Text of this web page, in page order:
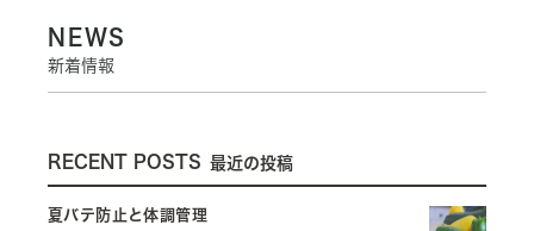
NEWS
新着情報
RECENT POSTS 最近の投稿
夏バテ防止と体調管理